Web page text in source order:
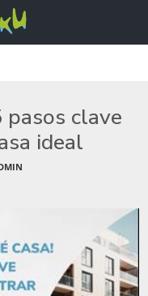
pasos clave
ideal